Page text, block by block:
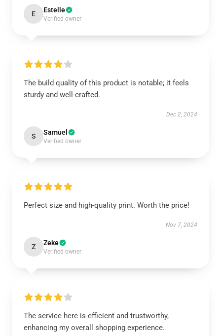
E Estelle
Verified owner
The build quality of this product is notable; it feels
sturdy and well-crafted.
Dec 2, 2024
S Samuel
Verified owner
Perfect size and high-quality print. Worth the price!
Nov 7, 2024
Z Zeke
Verified owner
The service here is efficient and trustworthy,
enhancing my overall shopping experience.